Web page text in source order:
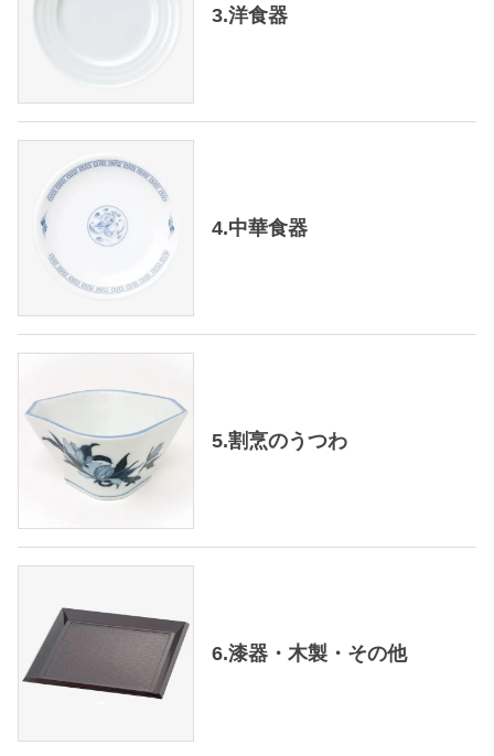
3.洋食器
4.中華食器
5.割烹のうつわ
6.漆器・木製・その他